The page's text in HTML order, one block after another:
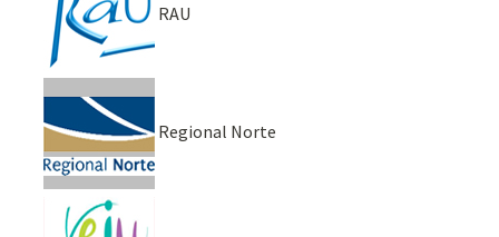
RAU
Regional Norte